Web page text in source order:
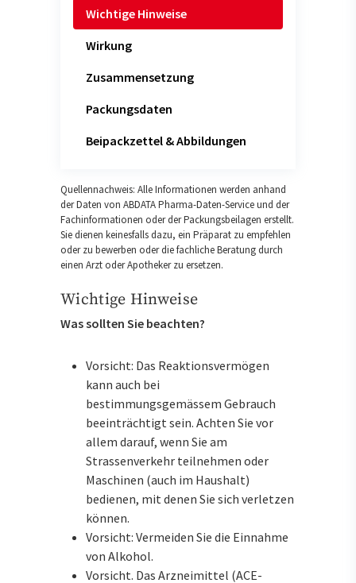
Wichtige Hinweise
Wirkung
Zusammensetzung
Packungsdaten
Beipackzettel & Abbildungen
Quellennachweis: Alle Informationen werden anhand
der Daten von ABDATA Pharma-Daten-Service und der
Fachinformationen oder der Packungsbeilagen erstellt.
Sie dienen keinesfalls dazu, ein Präparat zu empfehlen
oder zu bewerben oder die fachliche Beratung durch
einen Arzt oder Apotheker zu ersetzen.
Wichtige Hinweise
Was sollten Sie beachten?
Vorsicht: Das Reaktionsvermögen
kann auch bei
bestimmungsgemässem Gebrauch
beeinträchtigt sein. Achten Sie vor
allem darauf, wenn Sie am
Strassenverkehr teilnehmen oder
Maschinen (auch im Haushalt)
bedienen, mit denen Sie sich verletzen
können.
Vorsicht: Vermeiden Sie die Einnahme
von Alkohol.
Vorsicht. Das Arzneimittel (ACE-